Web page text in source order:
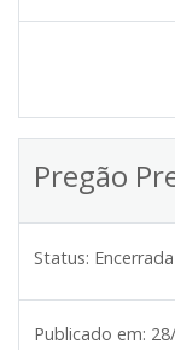
Pregão
Status: Encerrada
Publicado em: